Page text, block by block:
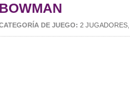
BOWMAN
DE JUEGO: 2 JUGADORES